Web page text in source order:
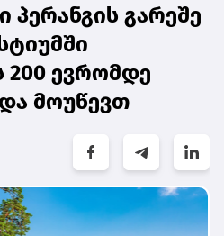
პერანგის გარეშე
ევრომდე
მოუწევთ